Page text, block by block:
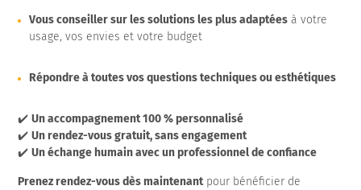
Vous conseiller sur les solutions les plus adaptées à votre
usage, vos envies et votre budget
Répondre à toutes vos questions techniques ou esthétiques
✔️Un accompagnement 100 % personnalisé
✔️Un rendez-vous gratuit, sans engagement
✔️Un échange humain avec un professionnel de confiance
Prenez rendez-vous dès maintenantpour bénéficier de